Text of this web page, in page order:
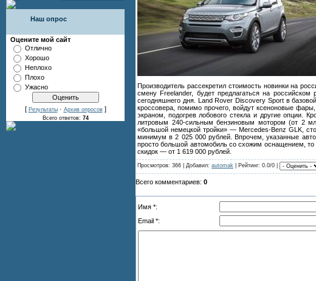
Наш опрос
Оцените мой сайт
Отлично
Хорошо
Неплохо
Плохо
Ужасно
[ Результаты· Архив опросов]
Всего ответов: 74
Производитель рассекретил стоимость новинки на
смену Freelander, будет предлагаться на
сегодняшнего дня. Land Rover Discovery Sport в
кроссовера, помимо прочего, войдут ксеноновые
экраном, подогрев лобового стекла и другие опции.
литровым 240-сильным бензиновым мотором (от 2
«большой немецкой тройки» — Mercedes-Benz GLK,
минимум в 2 025 000 рублей. Впрочем, указанные
просто большой автомобиль со схожим оснащением,
скидок — от 1 619 000 рублей.
Просмотров: 366 | Добавил: automak | Рейтинг: 0.0/0 |
Всего комментариев: 0
Имя *:
Email *: